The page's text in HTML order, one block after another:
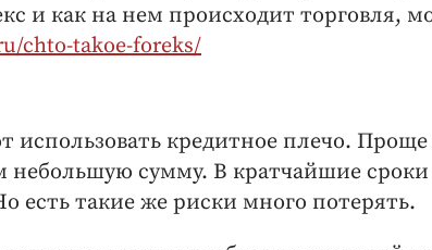
и как на нем происходит торговля,
chto-takoe-foreks/
использовать кредитное плечо.
сумму. В кратчайшие сроки
есть такие же риски много потерять.